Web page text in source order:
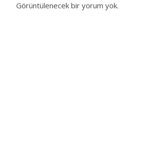
Görüntülenecek bir yorum yok.